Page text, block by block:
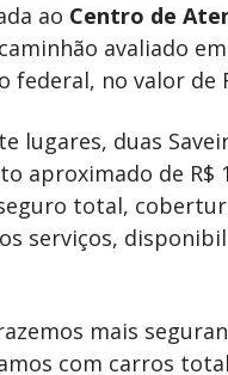
ao Centro de
avaliado
no valor de
lugares, duas
aproximado de R$
total,
serviços,
mais
com carros